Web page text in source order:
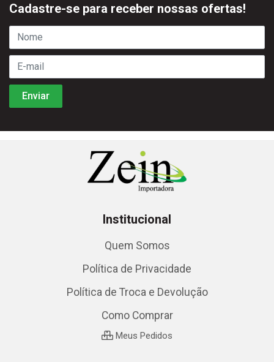
Cadastre-se para receber nossas ofertas!
Institucional
Quem Somos
Política de Privacidade
Política de Troca e Devolução
Como Comprar
Meus Pedidos